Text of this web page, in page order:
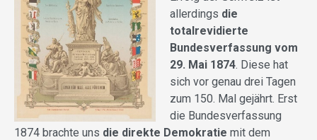
allerdings die
totalrevidierte
Bundesverfassung vom
29. Mai 1874. Diese hat
sich vor genau drei Tagen
zum 150. Mal gejährt. Erst
die Bundesverfassung
1874 brachte uns die direkte Demokratie mit dem